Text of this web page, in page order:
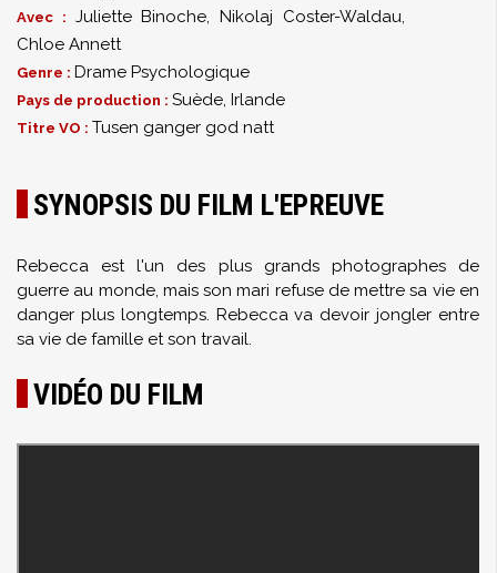
Avec : Juliette Binoche,Nikolaj Coster-Waldau,
Chloe Annett
Genre : Drame Psychologique
Pays de production : Suède, Irlande
Titre VO : Tusen ganger god natt
SYNOPSIS DU FILM L'EPREUVE
Rebecca est l'un des plus grands photographes de
guerre au monde, mais son mari refuse de mettre sa vie en
danger plus longtemps. Rebecca va devoir jongler entre
sa vie de famille et son travail.
VIDÉO DU FILM